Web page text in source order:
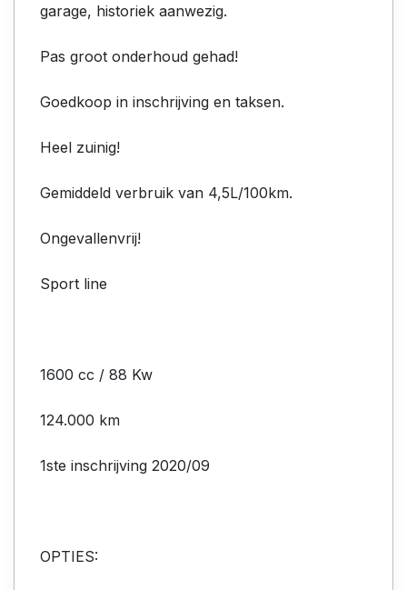
garage, historiek aanwezig.
Pas groot onderhoud gehad!
Goedkoop in inschrijving en taksen.
Heel zuinig!
Gemiddeld verbruik van 4,5L/100km.
Ongevallenvrij!
Sport line
1600 cc / 88 Kw
124.000 km
1ste inschrijving 2020/09
OPTIES: